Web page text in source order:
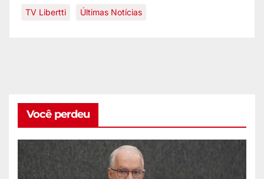
TV Libertti Últimas Notícias
Você perdeu